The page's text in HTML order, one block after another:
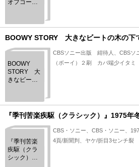
オフコース
BOOWY STORY 大きなビートの木の下
BOOWY
STORY 大
きなビート
CBSソニー出版 紺待人、CBSソ
（ボーイ）２刷 カバ端少イタミ
『季刊苦楽疾駆（クラシック）』1975年
『季刊苦楽
疾駆（クラ
シック）』
CBS・ソニー、CBS・ソニー、
4頁/新聞判、ヤケ/折目3センチ裂